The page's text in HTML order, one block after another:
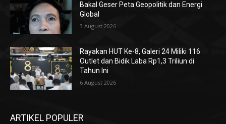
Bakal Geser Peta Geopolitik dan Energi
Global
3 August 2026
Rayakan HUT Ke-8, Galeri 24 Miliki 116
Outlet dan Bidik Laba Rp1,3 Triliun di
Tahun Ini
6 August 2026
ARTIKEL POPULER